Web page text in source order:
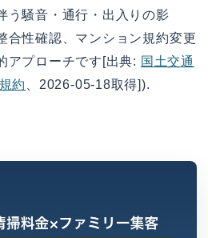
う騒音・通行・出入りの影
合性確認、マンション規約変更
アプローチです[出典: 国土交通
約
、2026-05-18取得]).